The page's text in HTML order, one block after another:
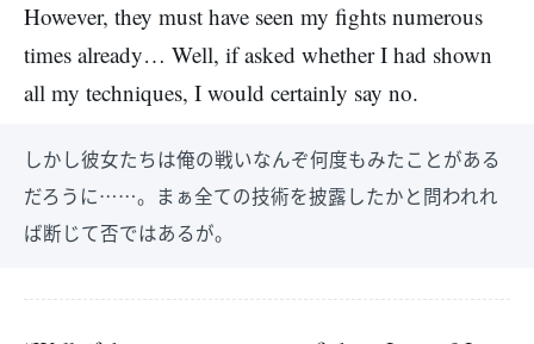
However, they must have seen my fights numerous
times already… Well, if asked whether I had shown
all my techniques, I would certainly say no.
しかし彼女たちは俺の戦いなんぞ何度もみたことがある
だろうに……。まぁ全ての技術を披露したかと問われれ
ば断じて否ではあるが。